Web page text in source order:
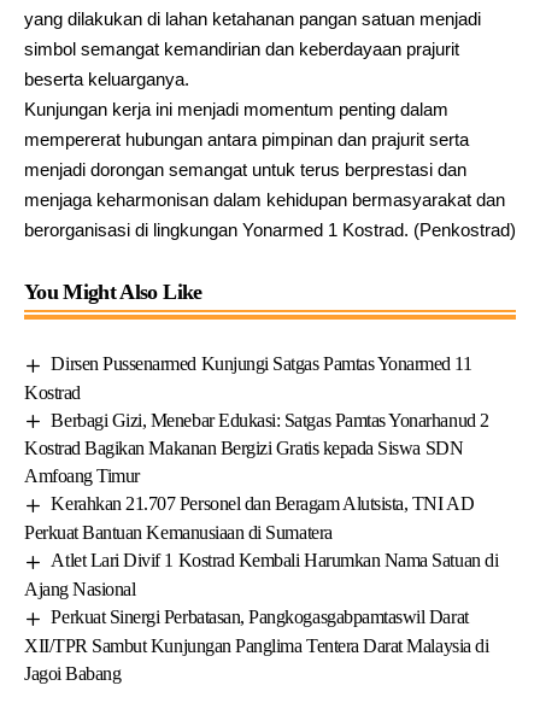
yang dilakukan di lahan ketahanan pangan satuan menjadi
simbol semangat kemandirian dan keberdayaan prajurit
beserta keluarganya.
Kunjungan kerja ini menjadi momentum penting dalam
mempererat hubungan antara pimpinan dan prajurit serta
menjadi dorongan semangat untuk terus berprestasi dan
menjaga keharmonisan dalam kehidupan bermasyarakat dan
berorganisasi di lingkungan Yonarmed 1 Kostrad. (Penkostrad)
You Might Also Like
Dirsen Pussenarmed Kunjungi Satgas Pamtas Yonarmed 11
Kostrad
Berbagi Gizi, Menebar Edukasi: Satgas Pamtas Yonarhanud 2
Kostrad Bagikan Makanan Bergizi Gratis kepada Siswa SDN
Amfoang Timur
Kerahkan 21.707 Personel dan Beragam Alutsista, TNI AD
Perkuat Bantuan Kemanusiaan di Sumatera
Atlet Lari Divif 1 Kostrad Kembali Harumkan Nama Satuan di
Ajang Nasional
Perkuat Sinergi Perbatasan, Pangkogasgabpamtaswil Darat
XII/TPR Sambut Kunjungan Panglima Tentera Darat Malaysia di
Jagoi Babang